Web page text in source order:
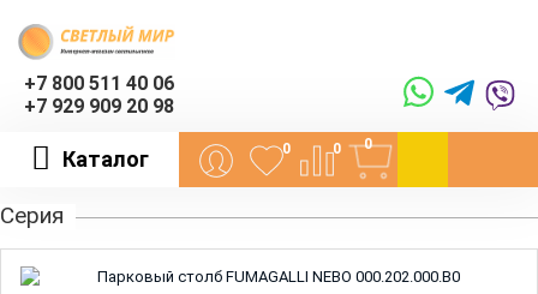
+7 800 511 40 06
+7 929 909 20 98
Каталог 0 0 0
Серия